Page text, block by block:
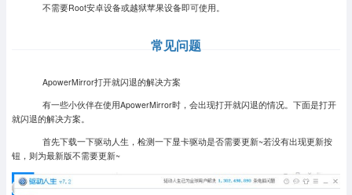
不需要Root安卓设备或越狱苹果设备即可使用。
常见问题
ApowerMirror打开就闪退的解决方案
有一些小伙伴在使用ApowerMirror时，会出现打开就闪退的情况。下面是打开
就闪退的解决方案。
首先下载一下驱动人生，检测一下显卡驱动是否需要更新~若没有出现更新按
钮，则为最新版不需要更新~